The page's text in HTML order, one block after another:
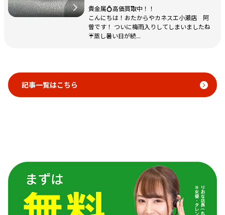
貴金属💍高価買取中！！
こんにちは！おたからやカネスエ小瀬店 阿
曽です！ ついに梅雨入りしてしまいましたね
☔蒸し暑い日が続...
記事一覧はこちら